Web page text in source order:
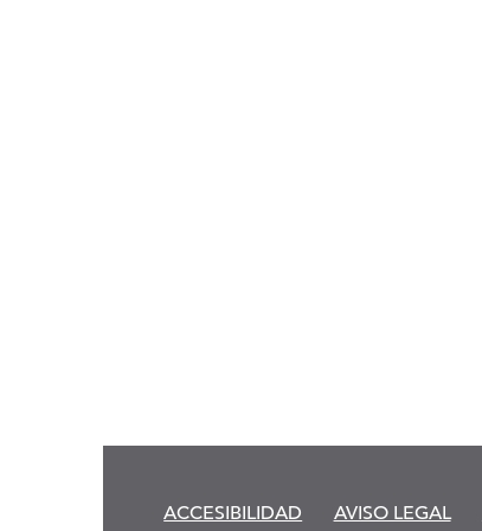
ACCESIBILIDAD AVISO LEGAL